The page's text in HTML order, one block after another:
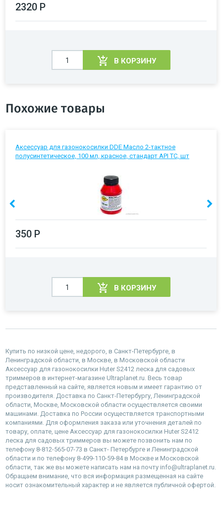
2320 Р
В КОРЗИНУ
Похожие товары
Аксессуар для газонокосилки DDE Масло 2-тактное
полусинтетическое, 100 мл, красное, стандарт API TC, шт
350 Р
В КОРЗИНУ
Купить по низкой цене, недорого, в Санкт-Петербурге, в
Ленинградской области, в Москве, в Московской области
Аксессуар для газонокосилки Huter S2412 леска для садовых
триммеров в интернет-магазине Ultraplanet.ru. Весь товар
представленный на сайте, является новым и имеет гарантию от
производителя. Доставка по Санкт-Петербургу, Ленинградской
области, Москве, Московской области осуществляется своими
машинами. Доставка по России осуществляется транспортными
компаниями. Для оформления заказа или уточнения деталей по
товару, оплате, цене Аксессуар для газонокосилки Huter S2412
леска для садовых триммеров вы можете позвонить нам по
телефону 8-812-565-07-73 в Санкт- Петербурге и Ленинградской
области и по телефону 8-499-110-59-84 в Москве и Московской
области, так же вы можете написать нам на почту info@ultraplanet.ru.
Обращаем внимание, что вся информация размещенная на сайте
носит ознакомительный характер и не является публичной офертой.